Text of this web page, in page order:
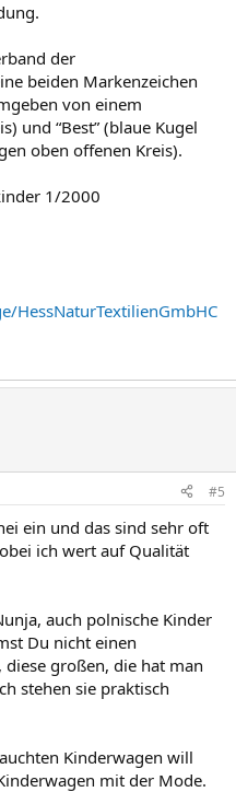
der
beiden Markenzeichen
von einem
und “Best” (blaue Kugel
oben offenen Kreis).
1/2000
HessNaturTextilienGmbHC
#5
ein und das sind sehr oft
ich wert auf Qualität
auch polnische Kinder
Du nicht einen
diese großen, die hat man
stehen sie praktisch
Kinderwagen will
mit der Mode.